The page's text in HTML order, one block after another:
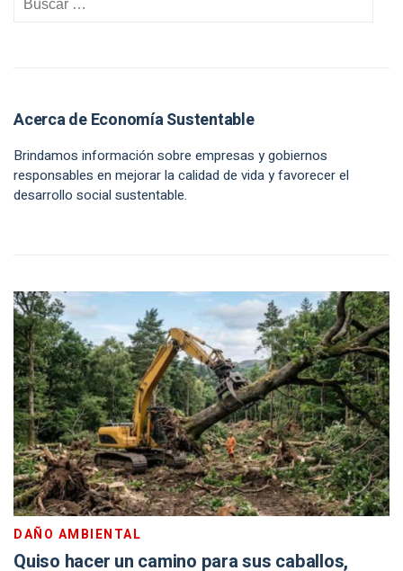
Acerca de Economía Sustentable
Brindamos información sobre empresas y gobiernos
responsables en mejorar la calidad de vida y favorecer el
desarrollo social sustentable.
DAÑO AMBIENTAL
Quiso hacer un camino para sus caballos,